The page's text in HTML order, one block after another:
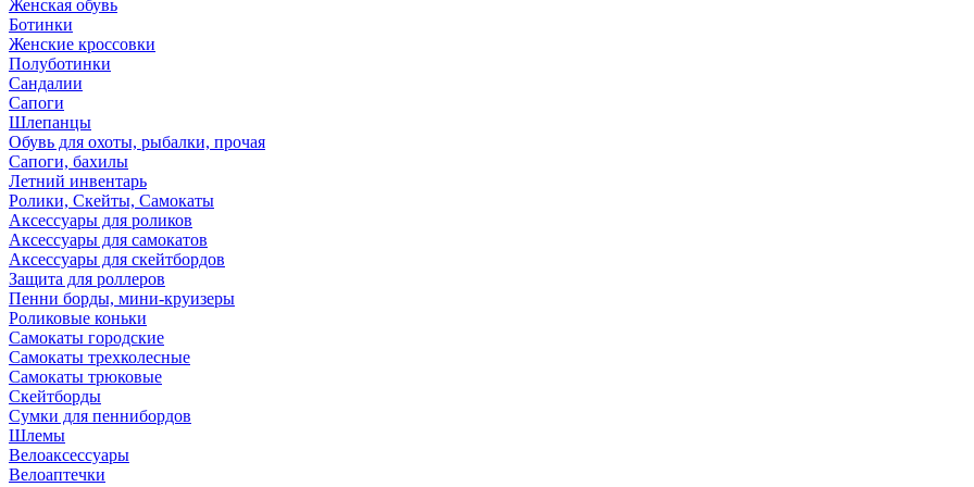
Женская обувь
Ботинки
Женские кроссовки
Полуботинки
Сандалии
Сапоги
Шлепанцы
Обувь для охоты, рыбалки, прочая
Сапоги, бахилы
Летний инвентарь
Ролики, Скейты, Самокаты
Аксессуары для роликов
Аксессуары для самокатов
Аксессуары для скейтбордов
Защита для роллеров
Пенни борды, мини-круизеры
Роликовые коньки
Самокаты городские
Самокаты трехколесные
Самокаты трюковые
Скейтборды
Сумки для пеннибордов
Шлемы
Велоаксессуары
Велоаптечки